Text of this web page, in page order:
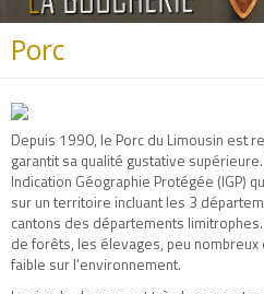
Nos charcuteries
Nos plats cuisinés
Spécialités d'Auvergne
Fromages
Epicerie fine
Porc
Depuis 1990, le Porc du Limousin est
garantit sa qualité gustative
Indication Géographie Protégée (IGP)
sur un territoire incluant les 3
cantons des départements
de forêts, les élevages, peu
faible sur l’environnement.